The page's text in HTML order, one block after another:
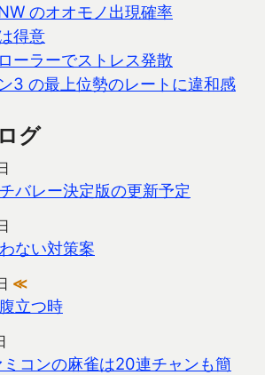
のオオモノ出現確率
得意
ーラーでストレス発散
3 の最上位勢のレートに違和感
グ
バレー決定版の更新予定
ない対策案
≪
立つ時
コンの麻雀は20連チャンも簡